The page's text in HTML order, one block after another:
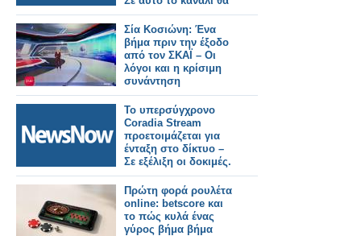
την δουμε;
Σία Κοσιώνη: Ένα
βήμα πριν την έξοδο
από τον ΣΚΑΪ – Οι
λόγοι και η κρίσιμη
συνάντηση
Το υπερσύγχρονο
Coradia Stream
προετοιμάζεται για
ένταξη στο δίκτυο –
Σε εξέλιξη οι δοκιμές.
Πρώτη φορά ρουλέτα
online: betscore και
το πώς κυλά ένας
γύρος βήμα βήμα